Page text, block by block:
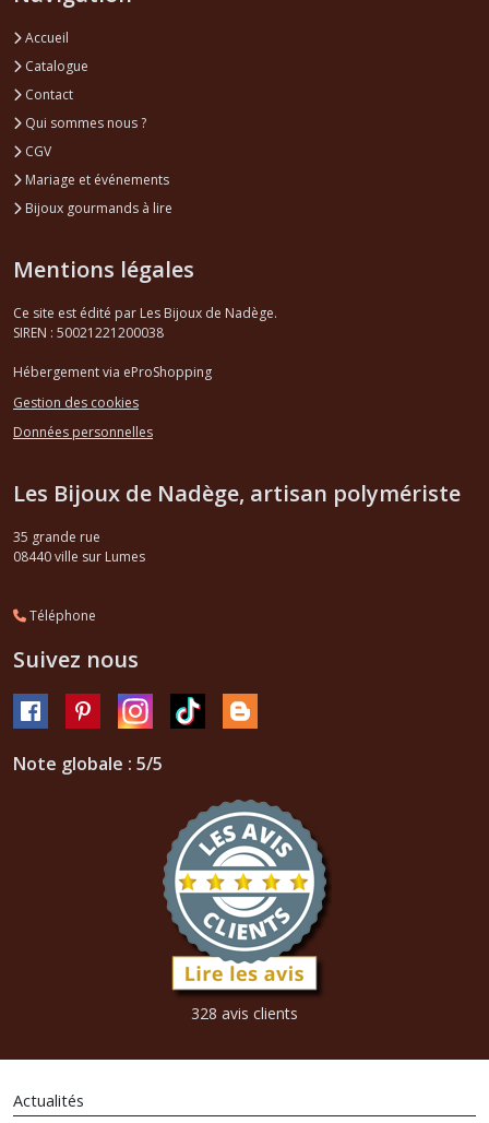
Accueil
Catalogue
Contact
Qui sommes nous ?
CGV
Mariage et événements
Bijoux gourmands à lire
Mentions légales
Ce site est édité par Les Bijoux de Nadège.
SIREN : 50021221200038
Hébergement via eProShopping
Gestion des cookies
Données personnelles
Les Bijoux de Nadège, artisan polymériste
35 grande rue
08440ville sur Lumes
Téléphone
Suivez nous
Note globale : 5/5
328 avis clients
Actualités